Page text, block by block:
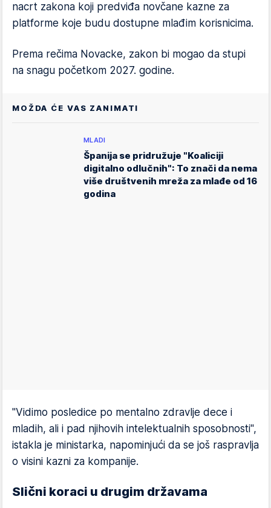
nacrt zakona koji predviđa novčane kazne za
platforme koje budu dostupne mlađim korisnicima.
Prema rečima Novacke, zakon bi mogao da stupi
na snagu početkom 2027. godine.
MOŽDA ĆE VAS ZANIMATI
MLADI
Španija se pridružuje "Koaliciji
digitalno odlučnih": To znači da nema
više društvenih mreža za mlađe od 16
godina
"Vidimo posledice po mentalno zdravlje dece i
mladih, ali i pad njihovih intelektualnih sposobnosti",
istakla je ministarka, napominjući da se još raspravlja
o visini kazni za kompanije.
Slični koraci u drugim državama